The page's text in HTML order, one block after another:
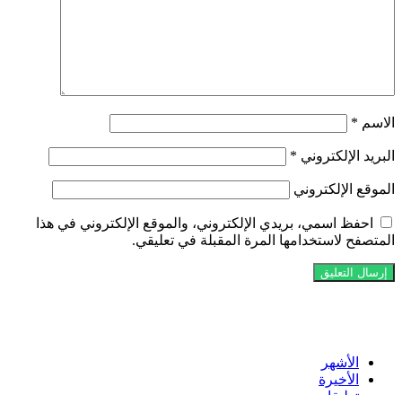
الاسم *
البريد الإلكتروني *
الموقع الإلكتروني
احفظ اسمي، بريدي الإلكتروني، والموقع الإلكتروني في هذا
المتصفح لاستخدامها المرة المقبلة في تعليقي.
الأشهر
الأخيرة